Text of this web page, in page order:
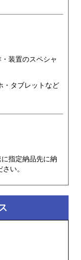
装置のスペシャ
・タブレットなど
指定納品先に納
い。